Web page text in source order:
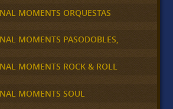
MOMENTS ORQUESTAS
MOMENTS PASODOBLES,
MOMENTS ROCK & ROLL
MOMENTS SOUL